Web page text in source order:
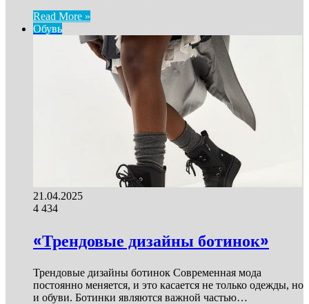
Read More »
Обувь
21.04.2025
4 434
«Трендовые дизайны ботинок»
Трендовые дизайны ботинок Современная мода
постоянно меняется, и это касается не только одежды, но
и обуви. Ботинки являются важной частью…